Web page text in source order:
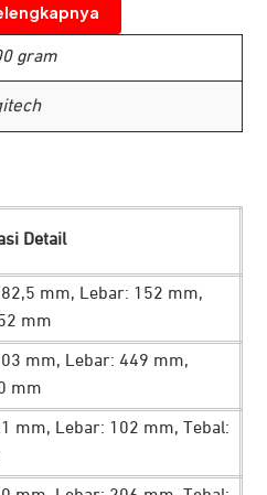
sistemvideo conferencing
untuk ruangan besar
pengalaman video
kualitas yang unggul,
maupun audio.
Ruangan Besar
gram
Detail
mm, Lebar: 152 mm,
mm
mm, Lebar: 449 mm,
mm
mm, Lebar: 102 mm, Tebal: